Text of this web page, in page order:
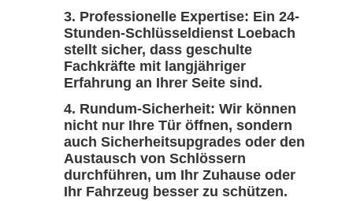
Professionelle Expertise: Ein 24-
Stunden-Schlüsseldienst Loebach
stellt sicher, dass geschulte
Fachkräfte mit langjähriger
Erfahrung an Ihrer Seite sind.
Rundum-Sicherheit: Wir können
nicht nur Ihre Tür öffnen, sondern
auch Sicherheitsupgrades oder den
Austausch von Schlössern
durchführen, um Ihr Zuhause oder
Ihr Fahrzeug besser zu schützen.